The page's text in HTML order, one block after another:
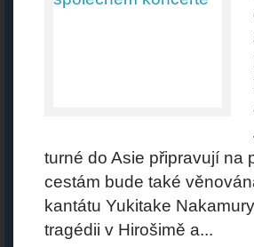
turné do Asie připravují na
cestám bude také
kantátu Yukitake
tragédii v Hirošimě a...